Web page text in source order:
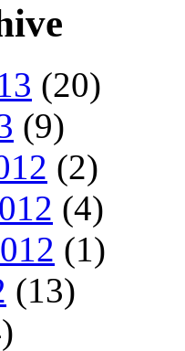
(20)
(9)
(2)
(4)
(1)
(13)